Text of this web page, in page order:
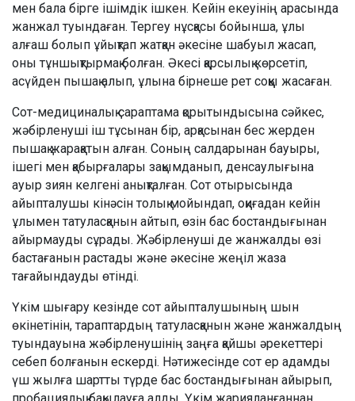
мен бала бірге ішімдік ішкен. Кейін екеуінің арасында
жанжал туындаған. Тергеу нұсқасы бойынша, ұлы
алғаш болып ұйықтап жатқан әкесіне шабуыл жасап,
оны тұншықтырмақ болған. Әкесі қарсылық көрсетіп,
асүйден пышақ алып, ұлына бірнеше рет соққы жасаған.
Сот-медициналық сараптама қорытындысына сәйкес,
жәбірленуші іш тұсынан бір, арқасынан бес жерден
пышақ жарақатын алған. Соның салдарынан бауыры,
ішегі мен қабырғалары зақымданып, денсаулығына
ауыр зиян келгені анықталған. Сот отырысында
айыпталушы кінәсін толық мойындап, оқиғадан кейін
ұлымен татуласқанын айтып, өзін бас бостандығынан
айырмауды сұрады. Жәбірленуші де жанжалды өзі
бастағанын растады және әкесіне жеңіл жаза
тағайындауды өтінді.
Үкім шығару кезінде сот айыпталушының шын
өкінетінін, тараптардың татуласқанын және жанжалдың
туындауына жәбірленушінің заңға қайшы әрекеттері
себеп болғанын ескерді. Нәтижесінде сот ер адамды
үш жылға шартты түрде бас бостандығынан айырып,